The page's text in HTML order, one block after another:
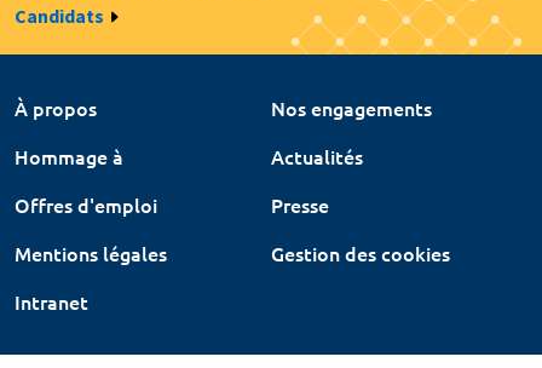
Candidats
À propos
Nos engagements
Hommage à
Actualités
Offres d'emploi
Presse
Mentions légales
Gestion des cookies
Intranet